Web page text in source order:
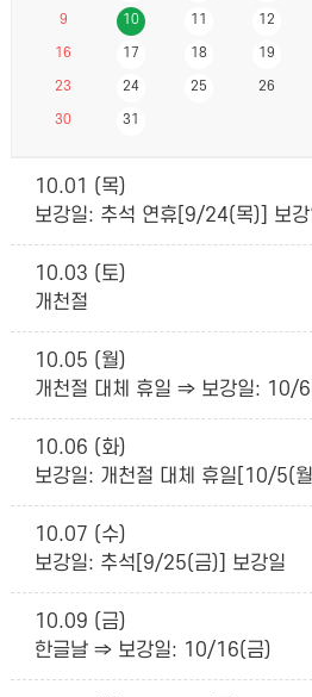
9 10 11 12
16 17 18 19
23 24 25 26
30 31
10.01 (목)
보강일: 추석 연휴[9/24(목)] 보강
10.03 (토)
개천절
10.05 (월)
개천절 대체 휴일 ⇒ 보강일: 10/
10.06 (화)
보강일: 개천절 대체 휴일[10/5(
10.07 (수)
보강일: 추석[9/25(금)] 보강일
10.09 (금)
한글날 ⇒ 보강일: 10/16(금)